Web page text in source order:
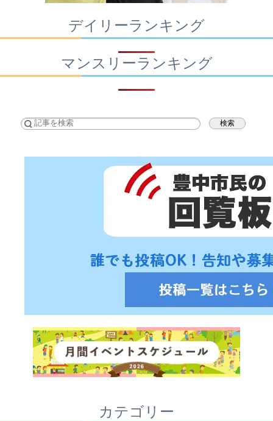
デイリーランキング
マンスリーランキング
検索
カテゴリー